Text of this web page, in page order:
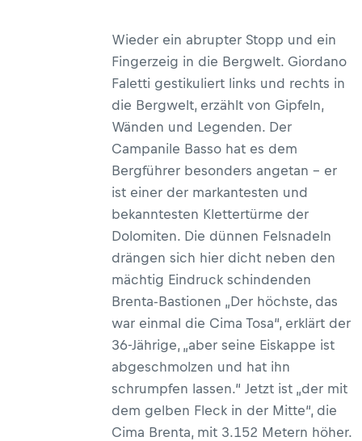
Wieder ein abrupter Stopp und ein
Fingerzeig in die Bergwelt. Giordano
Faletti gestikuliert links und rechts in
die Bergwelt, erzählt von Gipfeln,
Wänden und Legenden. Der
Campanile Basso hat es dem
Bergführer besonders angetan – er
ist einer der markantesten und
bekanntesten Klettertürme der
Dolomiten. Die dünnen Felsnadeln
drängen sich hier dicht neben den
mächtig Eindruck schindenden
Brenta-Bastionen „Der höchste, das
war einmal die Cima Tosa“, erklärt der
36-Jährige, „aber seine Eiskappe ist
abgeschmolzen und hat ihn
schrumpfen lassen.“ Jetzt ist „der mit
dem gelben Fleck in der Mitte“, die
Cima Brenta, mit 3.152 Metern höher.